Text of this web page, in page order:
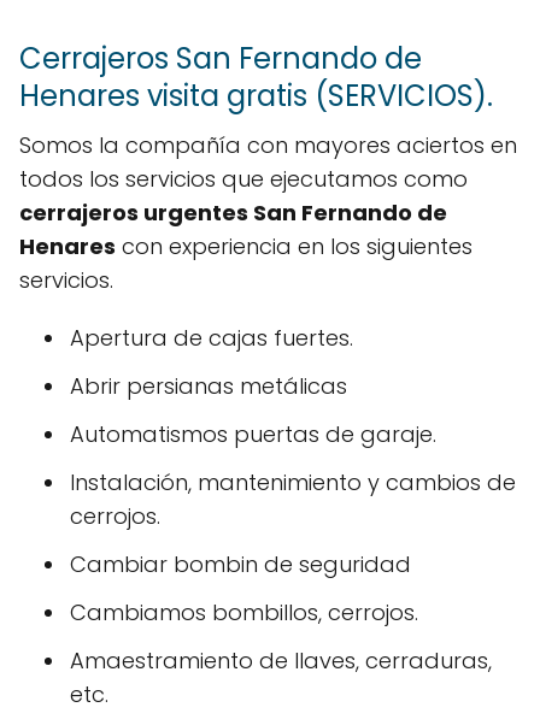
Cerrajeros San Fernando de
Henares visita gratis (SERVICIOS).
Somos la compañía con mayores aciertos en
todos los servicios que ejecutamos como
cerrajeros urgentes San Fernando de
Henares con experiencia en los siguientes
servicios.
Apertura de cajas fuertes.
Abrir persianas metálicas
Automatismos puertas de garaje.
Instalación, mantenimiento y cambios de
cerrojos.
Cambiar bombin de seguridad
Cambiamos bombillos, cerrojos.
Amaestramiento de llaves, cerraduras,
etc.